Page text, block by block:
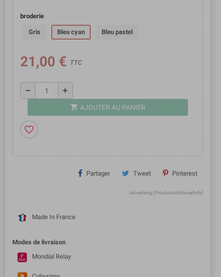
broderie
Gris Bleu cyan Bleu pastel
21,00 € TTC
remove add
shopping_cart AJOUTER AU PANIER
favorite_border
Partager Tweet Pinterest
Advertising [ProductAdditionalInfo]
Made In France
Modes de livraison
Mondial Relay